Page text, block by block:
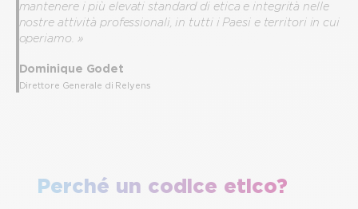
mantenere i più elevati standard di etica e integrità nelle
nostre attività professionali, in tutti i Paesi e territori in cui
operiamo. »
Dominique Godet
Direttore Generale di Relyens
Perché un codice etico?